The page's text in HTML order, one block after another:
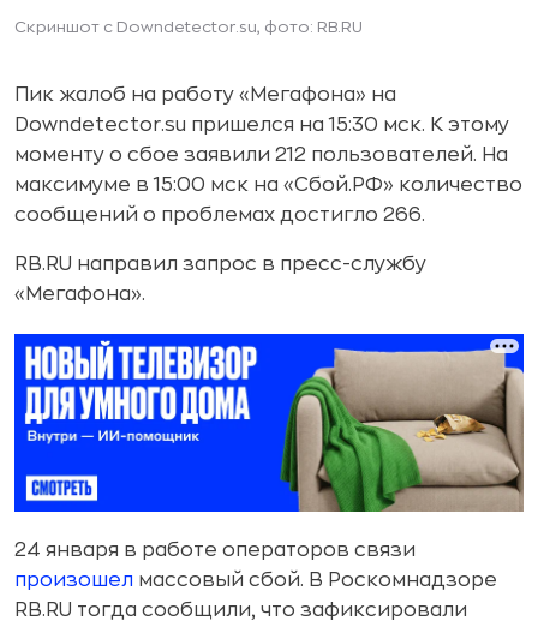
Скриншот с Downdetector.su, фото: RB.RU
Пик жалоб на работу «Мегафона» на
Downdetector.su пришелся на 15:30 мск. К этому
моменту о сбое заявили 212 пользователей. На
максимуме в 15:00 мск на «Сбой.РФ» количество
сообщений о проблемах достигло 266.
RB.RU направил запрос в пресс-службу
«Мегафона».
24 января в работе операторов связи
произошел массовый сбой. В Роскомнадзоре
RB.RU тогда сообщили, что зафиксировали